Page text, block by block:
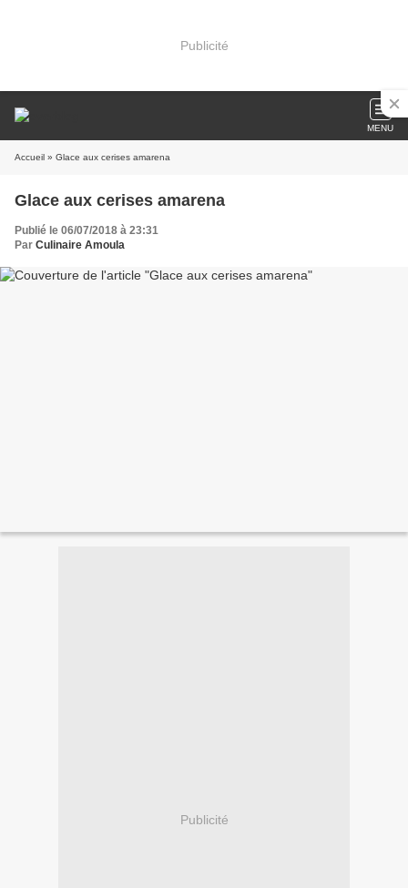
Publicité
MENU
Accueil » Glace aux cerises amarena
Glace aux cerises amarena
Publié le 06/07/2018 à 23:31
Par Culinaire Amoula
Publicité